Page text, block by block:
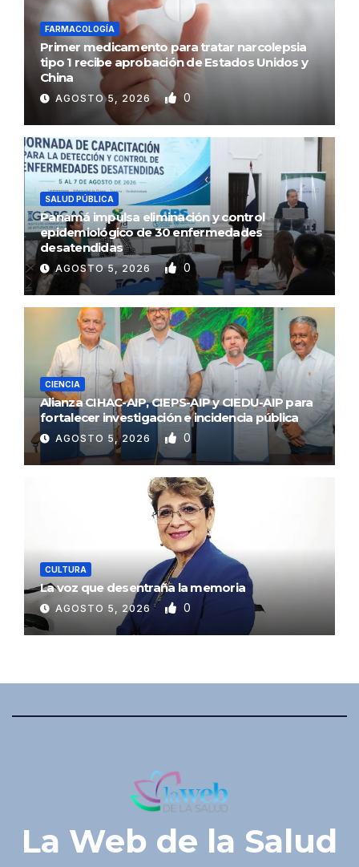
FARMACOLOGÍA
Primer medicamento para tratar narcolepsia
tipo 1 recibe aprobación de Estados Unidos y
China
AGOSTO 5, 2026 0
SALUD PÚBLICA
Panamá impulsa eliminación y control
epidemiológico de 30 enfermedades
desatendidas
AGOSTO 5, 2026 0
CIENCIA
Alianza CIHAC-AIP, CIEPS-AIP y CIEDU-AIP para
fortalecer investigación e incidencia pública
AGOSTO 5, 2026 0
CULTURA
La voz que desentraña la memoria
AGOSTO 5, 2026 0
La Web de la Salud